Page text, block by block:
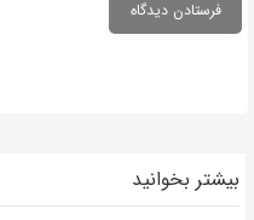
بیشتر بخوانید